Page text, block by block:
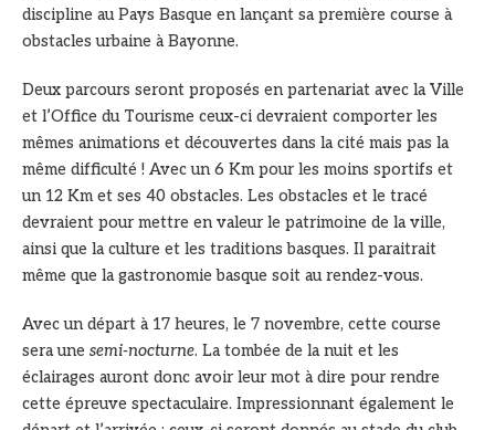
discipline au Pays Basque en lançant sa première course à
obstacles urbaine à Bayonne.
Deux parcours seront proposés en partenariat avec la Ville
et l’Office du Tourisme ceux-ci devraient comporter les
mêmes animations et découvertes dans la cité mais pas la
même difficulté ! Avec un 6 Km pour les moins sportifs et
un 12 Km et ses 40 obstacles. Les obstacles et le tracé
devraient pour mettre en valeur le patrimoine de la ville,
ainsi que la culture et les traditions basques. Il paraitrait
même que la gastronomie basque soit au rendez-vous.
Avec un départ à 17 heures, le 7 novembre, cette course
sera une semi-nocturne. La tombée de la nuit et les
éclairages auront donc avoir leur mot à dire pour rendre
cette épreuve spectaculaire. Impressionnant également le